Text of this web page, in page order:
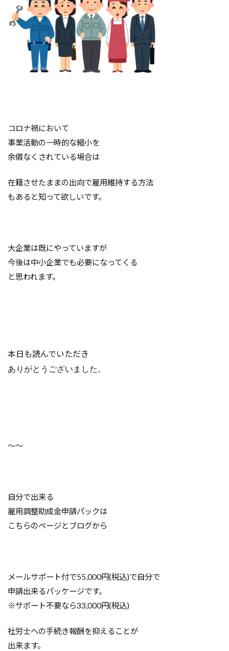
コロナ禍において
事業活動の一時的な縮小を
余儀なくされている場合は
在籍させたままの出向で雇用維持する方法
もあると知って欲しいです。
大企業は既にやっていますが
今後は中小企業でも必要になってくる
と思われます。
本日も読んでいただき
ありがとうございました。
～～
自分で出来る
雇用調整助成金申請パックは
こちらのページとブログから
メールサポート付で55,000円(税込)で自分で
申請出来るパッケージです。
※サポート不要なら33,000円(税込)
社労士への手続き報酬を抑えることが
出来ます。